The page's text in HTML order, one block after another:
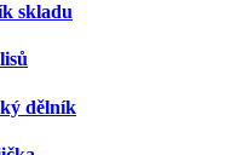
skladu
dělník